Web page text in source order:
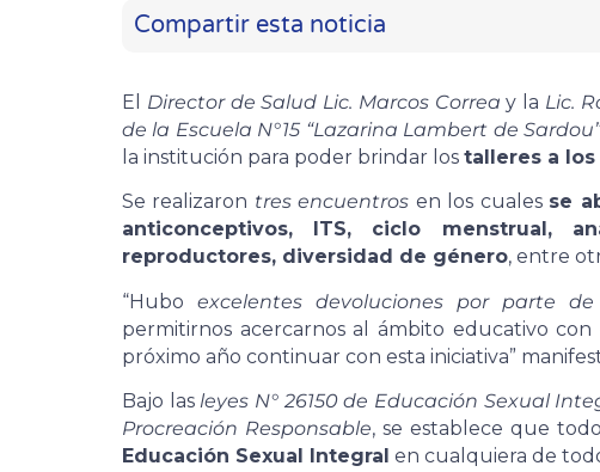
Compartir esta noticia
El Director de Salud Lic. Marcos Correa y la Lic.
de la Escuela N°15 “Lazarina Lambert de
la institución para poder brindar los talleres a
Se realizaron tres encuentros en los cuales se
anticonceptivos, ITS, ciclo menstrual,
reproductores, diversidad de género, entre
“Huboexcelentes devoluciones por parte
permitirnos acercarnos al ámbito educativo con
próximo año continuar con esta iniciativa”
Bajo lasleyes N° 26150 de Educación Sexual
Procreación Responsable, se establece que
Educación Sexual Integral en cualquiera de